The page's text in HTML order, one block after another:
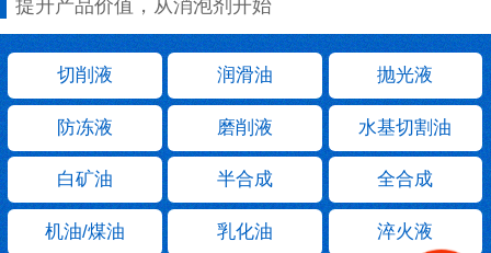
提升产品价值，从消泡剂开始
切削液 润滑油 抛光液
防冻液 磨削液 水基切割油
白矿油 半合成 全合成
机油/煤油 乳化油 淬火液